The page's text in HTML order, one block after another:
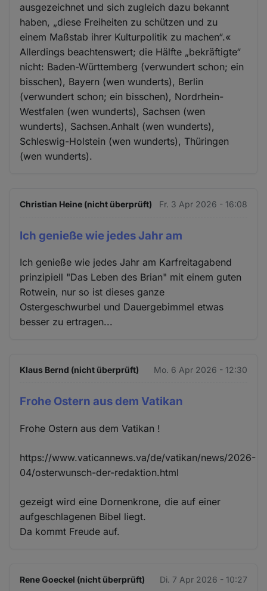
ausgezeichnet und sich zugleich dazu bekannt
haben, „diese Freiheiten zu schützen und zu
einem Maßstab ihrer Kulturpolitik zu machen“.«
Allerdings beachtenswert; die Hälfte „bekräftigte“
nicht: Baden-Württemberg (verwundert schon; ein
bisschen), Bayern (wen wunderts), Berlin
(verwundert schon; ein bisschen), Nordrhein-
Westfalen (wen wunderts), Sachsen (wen
wunderts), Sachsen.Anhalt (wen wunderts),
Schleswig-Holstein (wen wunderts), Thüringen
(wen wunderts).
Christian Heine (nicht überprüft) Fr. 3 Apr 2026 - 16:08
Ich genieße wie jedes Jahr am
Ich genieße wie jedes Jahr am Karfreitagabend
prinzipiell "Das Leben des Brian" mit einem guten
Rotwein, nur so ist dieses ganze
Ostergeschwurbel und Dauergebimmel etwas
besser zu ertragen...
Klaus Bernd (nicht überprüft) Mo. 6 Apr 2026 - 12:30
Frohe Ostern aus dem Vatikan
Frohe Ostern aus dem Vatikan !
https://www.vaticannews.va/de/vatikan/news/2026-
04/osterwunsch-der-redaktion.html
gezeigt wird eine Dornenkrone, die auf einer
aufgeschlagenen Bibel liegt.
Da kommt Freude auf.
Rene Goeckel (nicht überprüft) Di. 7 Apr 2026 - 10:27